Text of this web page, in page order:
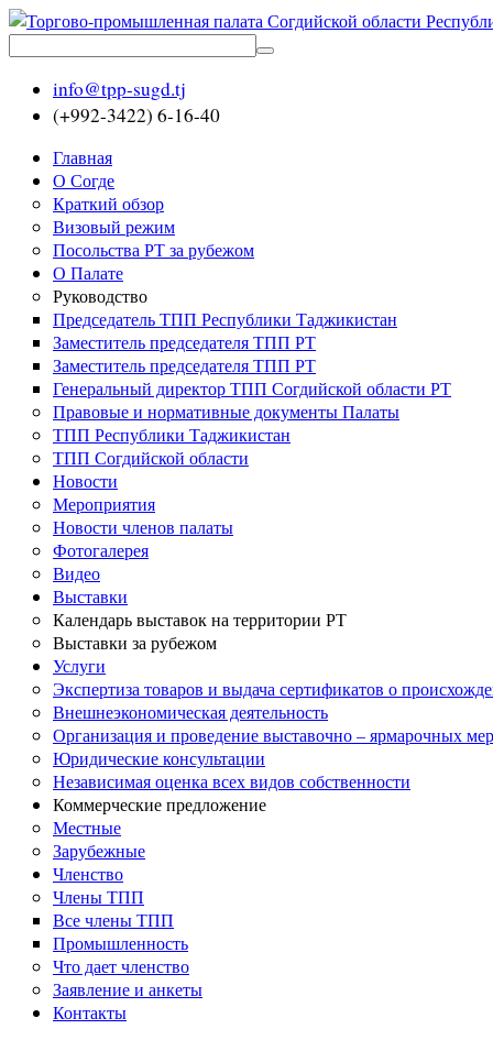
info@tpp-sugd.tj
(+992-3422) 6-16-40
Главная
О Согде
Краткий обзор
Визовый режим
Посольства РТ за рубежом
О Палате
Руководство
Председатель ТПП Республики Таджикистан
Заместитель председателя ТПП РТ
Заместитель председателя ТПП РТ
Генеральный директор ТПП Согдийской области РТ
Правовые и нормативные документы Палаты
ТПП Республики Таджикистан
ТПП Согдийской области
Новости
Мероприятия
Новости членов палаты
Фотогалерея
Видео
Выставки
Календарь выставок на территории РТ
Выставки за рубежом
Услуги
Экспертиза товаров и выдача сертификатов о
Внешнеэкономическая деятельность
Организация и проведение выставочно – ярмарочных
Юридические консультации
Независимая оценка всех видов собственности
Коммерческие предложение
Местные
Зарубежные
Членство
Члены ТПП
Все члены ТПП
Промышленность
Что дает членство
Заявление и анкеты
Контакты